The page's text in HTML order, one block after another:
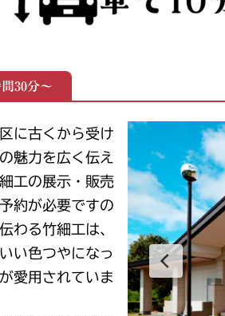
30分～
に古くから受け
魅力を広く伝え
工の展示・販売
約が必要ですの
わる竹細工は、
い色つやになっ
愛用されていま